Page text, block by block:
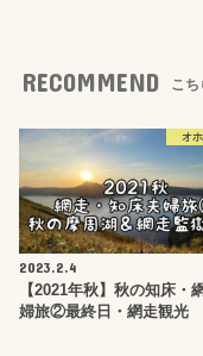
RECOMMEND こち
オ
2023.2.4
【2021年秋】秋の知床・
婦旅②最終日・網走観光